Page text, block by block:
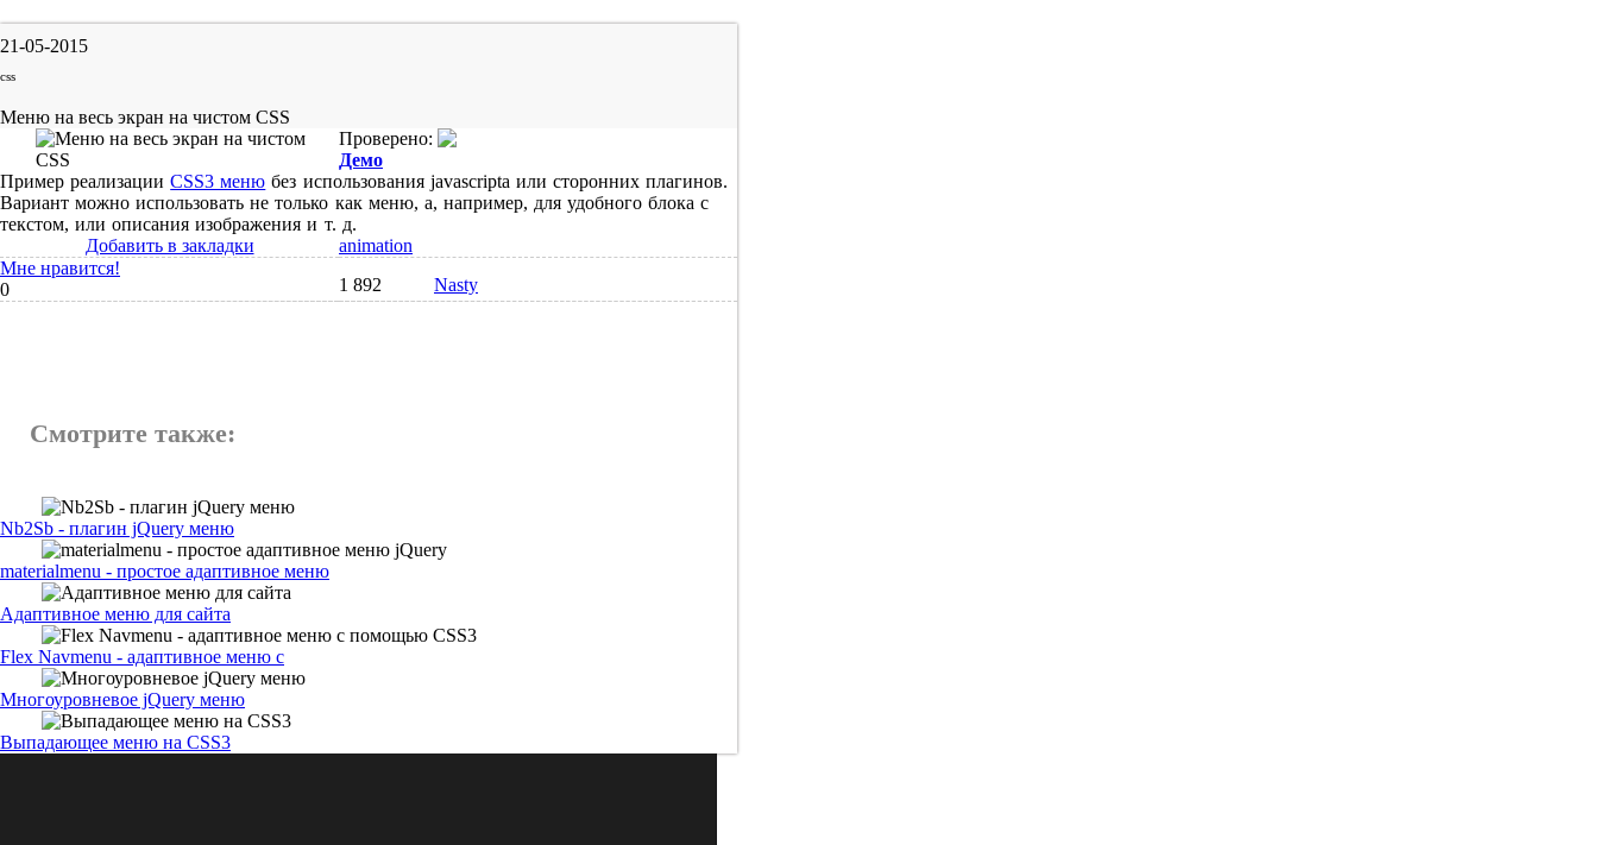
21-05-2015
css
Меню на весь экран на чистом CSS
Проверено:
Демо
Пример реализацииCSS3 меню без использования javascripta или сторонних плагинов.
Вариант можно использовать не только как меню, а, например, для удобного блока с
текстом, или описания изображения и т. д.
Добавить в закладки
animation
Мне нравится!
0
1 892 Nasty
Смотрите также:
Nb2Sb - плагин jQuery меню
materialmenu - простое адаптивное меню
Адаптивное меню для сайта
Flex Navmenu - адаптивное меню с
Многоуровневое jQuery меню
Выпадающее меню на CSS3